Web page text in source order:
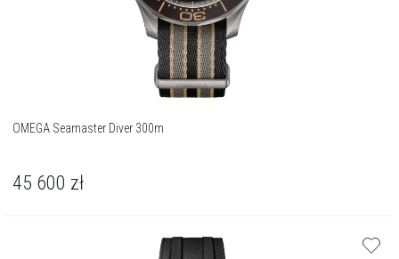
OMEGA Seamaster Diver 300m
45 600 zł